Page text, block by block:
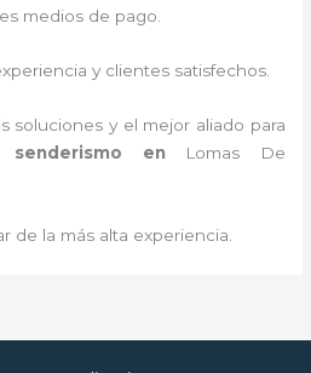
medios de pago.
y clientes satisfechos.
soluciones y el mejor aliado para
senderismo en Lomas De
de la más alta experiencia.